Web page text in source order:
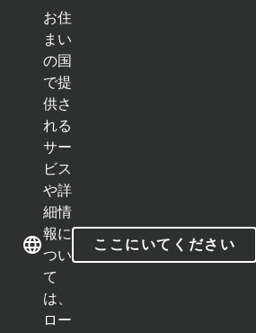
お住
まい
の国
で提
供さ
れる
サー
ビス
や詳
細情
報に
つい
て
は、
ロー
ここにいてください
カテゴリー
インプラントライン
補綴補助ツール
インスツルメント＆アクセサリー
Neodent Techniques